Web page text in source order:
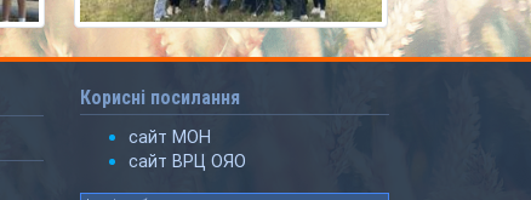
Корисні посилання
сайт МОН
сайт ВРЦ ОЯО